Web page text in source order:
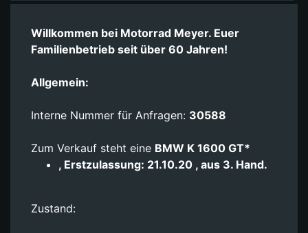
Willkommen bei Motorrad Meyer. Euer
Familienbetrieb seit über 60 Jahren!
Allgemein:
Interne Nummer für Anfragen: 30588
Zum Verkauf steht eine BMW K 1600 GT*
, Erstzulassung: 21.10.20 , aus 3. Hand.
Zustand: